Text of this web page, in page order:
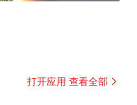
打开应用 查看全部